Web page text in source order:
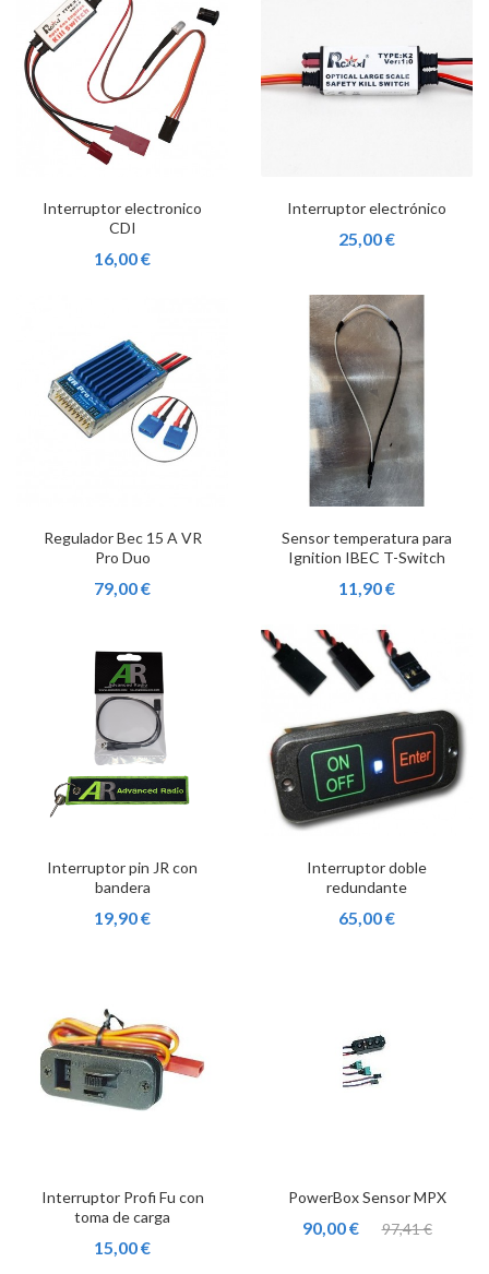
Interruptor electronico
CDI
16,00 €
Interruptor electrónico
25,00 €
Regulador Bec 15 A VR
Pro Duo
79,00 €
Sensor temperatura para
Ignition IBEC T-Switch
11,90 €
Interruptor pin JR con
bandera
19,90 €
Interruptor doble
redundante
65,00 €
Interruptor Profi Fu con
toma de carga
15,00 €
PowerBox Sensor MPX
90,00 € 97,41 €